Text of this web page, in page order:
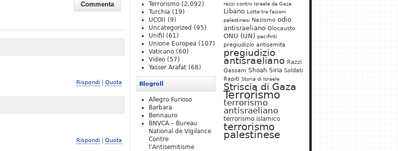
Rispondi Quota
Rispondi Quota
razzi contro Israele da Gaza
Libano Lotte tra fazioni
palestinesi Nazismo odio
antisraeliano Olocausto
ONU (UN) pacifinti
pregiudizio antisemita
pregiudizio
antisraeliano Razzi
Qassam Shoah Siria Soldati
Rapiti Storia di Israele
Striscia di Gaza
Terrorismo
terrorismo
antisraeliano
terrorismo islamico
terrorismo
palestinese
Terrorismo (2.092)
Turchia (19)
UCOII
(9)
Uncategorized (95)
Unifil
(61)
Unione Europea (107)
Vaticano (60)
Video (57)
Yasser Arafat (68)
Blogroll
Allegro Furioso
Barbara
Bennauro
BNVCA – Bureau
National de Vigilance
Contre
l’Antisemitisme